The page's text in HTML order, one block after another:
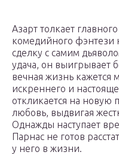
Азарт толкает
комедийного фэнтези
сделку с самим
удача, он выигрывает
вечная жизнь кажется
искреннего и
откликается на новую
любовь, выдвигая
Однажды наступает
Парнас не готов
у него в жизни.